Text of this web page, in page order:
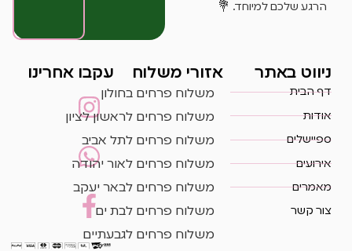
הרגע שלכם למיוחד. 💐
ניווט באתר
דף הבית
אודות
ספיישלים
אירועים
מאמרים
צור קשר
אזורי משלוח
משלוח פרחים בחולון
משלוח פרחים לראשון לציון
משלוח פרחים לתל אביב
משלוח פרחים לאור יהודה
משלוח פרחים לבאר יעקב
משלוח פרחים לבת ים
משלוח פרחים לגבעתיים
עקבו אחרינו